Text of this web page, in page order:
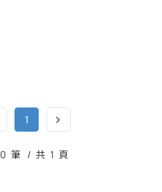
1
0 筆 / 共 1 頁